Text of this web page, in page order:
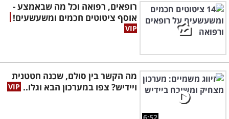
רופאים, רפואה וכל מה שבאמצע -
אוסף ציטוטים חכמים ומשעשעים!
מה הקשר בין סולם, שכנה חטטנית
ויידיש? צפו במערכון הבא וגלו..